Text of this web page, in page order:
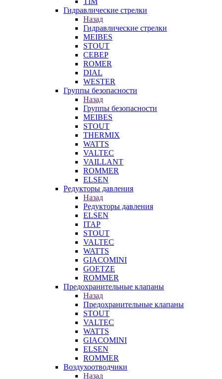
Гидравлические стрелки
Назад
Гидравлические стрелки
MEIBES
STOUT
СЕВЕР
ROMER
DIAL
WESTER
Группы безопасности
Назад
Группы безопасности
MEIBES
STOUT
THERMIX
WATTS
VALTEC
VAILLANT
ROMMER
ELSEN
Редукторы давления
Назад
Редукторы давления
ELSEN
ITAP
STOUT
VALTEC
WATTS
GIACOMINI
GOETZE
ROMMER
Предохранительные клапаны
Назад
Предохранительные клапаны
STOUT
VALTEC
WATTS
GIACOMINI
ELSEN
ROMMER
Воздухоотводчики
Назад